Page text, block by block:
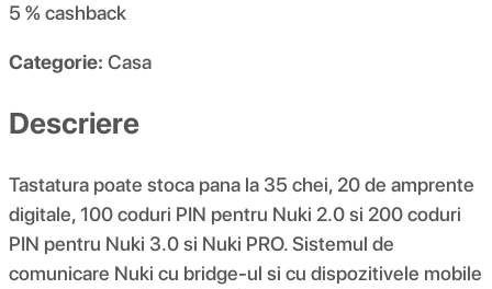
5 %cashback
Categorie: Casa
Descriere
Tastatura poate stoca pana la 35 chei, 20 de amprente
digitale, 100 coduri PIN pentru Nuki 2.0 si 200 coduri
PIN pentru Nuki 3.0 si Nuki PRO. Sistemul de
comunicare Nuki cu bridge-ul si cu dispozitivele mobile